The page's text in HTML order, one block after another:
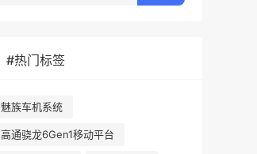
#热门标签
魅族车机系统
高通骁龙6Gen1移动平台